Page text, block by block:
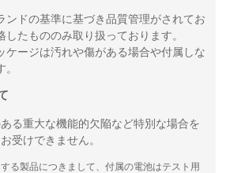
ンドの基準に基づき品質管理がされてお
したもののみ取り扱っております。
ケージは汚れや傷がある場合や付属しな
る重大な機能的欠陥など特別な場合を
受けできません。
る製品につきまして、付属の電池はテスト用